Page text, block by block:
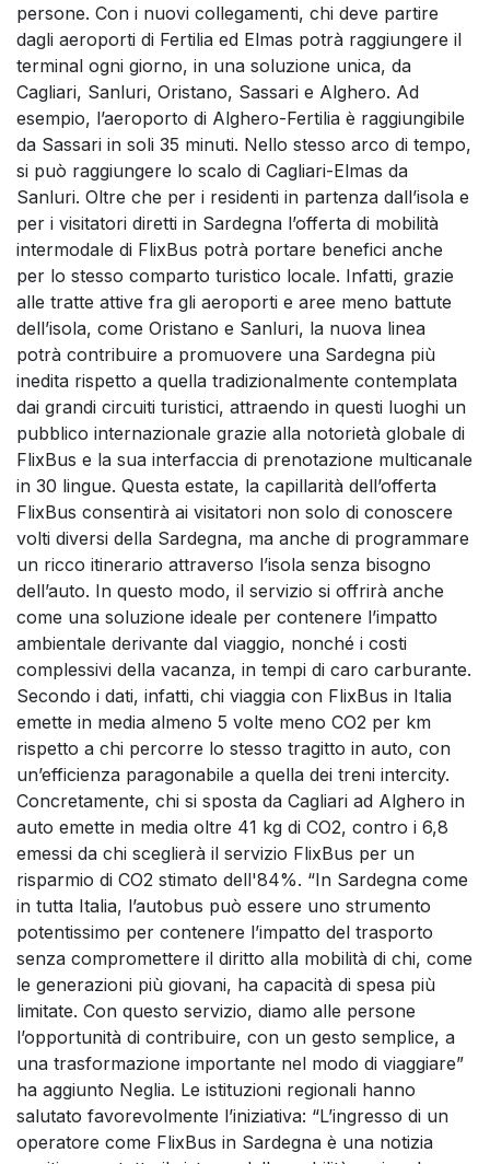
persone. Con i nuovi collegamenti, chi deve partire
dagli aeroporti di Fertilia ed Elmas potrà raggiungere il
terminal ogni giorno, in una soluzione unica, da
Cagliari, Sanluri, Oristano, Sassari e Alghero. Ad
esempio, l’aeroporto di Alghero-Fertilia è raggiungibile
da Sassari in soli 35 minuti. Nello stesso arco di tempo,
si può raggiungere lo scalo di Cagliari-Elmas da
Sanluri. Oltre che per i residenti in partenza dall’isola e
per i visitatori diretti in Sardegna l’offerta di mobilità
intermodale di FlixBus potrà portare benefici anche
per lo stesso comparto turistico locale. Infatti, grazie
alle tratte attive fra gli aeroporti e aree meno battute
dell’isola, come Oristano e Sanluri, la nuova linea
potrà contribuire a promuovere una Sardegna più
inedita rispetto a quella tradizionalmente contemplata
dai grandi circuiti turistici, attraendo in questi luoghi un
pubblico internazionale grazie alla notorietà globale di
FlixBus e la sua interfaccia di prenotazione multicanale
in 30 lingue. Questa estate, la capillarità dell’offerta
FlixBus consentirà ai visitatori non solo di conoscere
volti diversi della Sardegna, ma anche di programmare
un ricco itinerario attraverso l’isola senza bisogno
dell’auto. In questo modo, il servizio si offrirà anche
come una soluzione ideale per contenere l’impatto
ambientale derivante dal viaggio, nonché i costi
complessivi della vacanza, in tempi di caro carburante.
Secondo i dati, infatti, chi viaggia con FlixBus in Italia
emette in media almeno 5 volte meno CO2 per km
rispetto a chi percorre lo stesso tragitto in auto, con
un’efficienza paragonabile a quella dei treni intercity.
Concretamente, chi si sposta da Cagliari ad Alghero in
auto emette in media oltre 41 kg di CO2, contro i 6,8
emessi da chi sceglierà il servizio FlixBus per un
risparmio di CO2 stimato dell'84%. “In Sardegna come
in tutta Italia, l’autobus può essere uno strumento
potentissimo per contenere l’impatto del trasporto
senza compromettere il diritto alla mobilità di chi, come
le generazioni più giovani, ha capacità di spesa più
limitate. Con questo servizio, diamo alle persone
l’opportunità di contribuire, con un gesto semplice, a
una trasformazione importante nel modo di viaggiare”
ha aggiunto Neglia. Le istituzioni regionali hanno
salutato favorevolmente l’iniziativa: “L’ingresso di un
operatore come FlixBus in Sardegna è una notizia